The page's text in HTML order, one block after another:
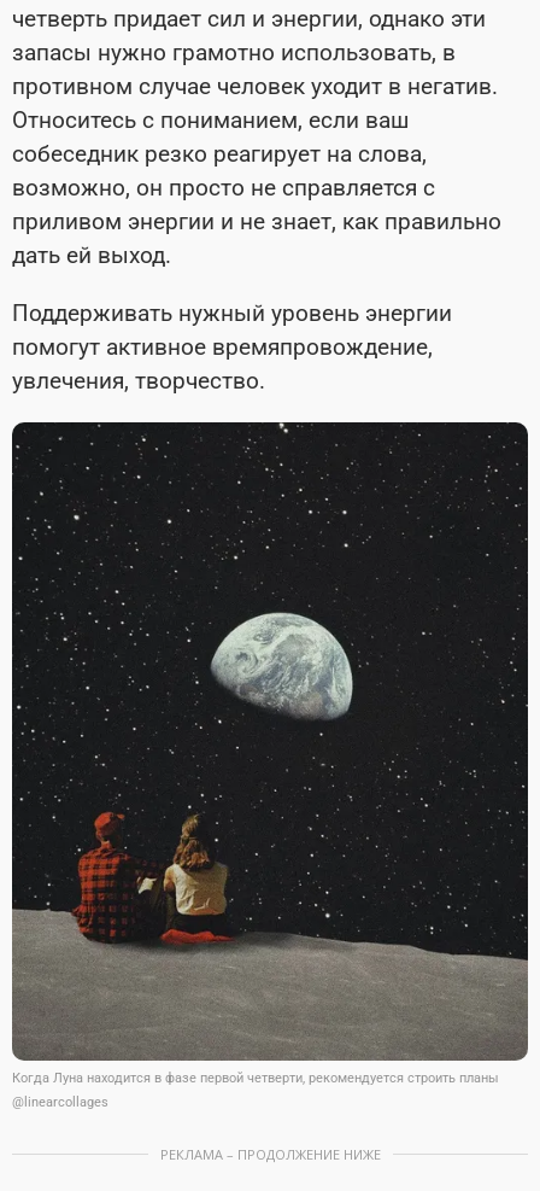
четверть придает сил и энергии, однако эти
запасы нужно грамотно использовать, в
противном случае человек уходит в негатив.
Относитесь с пониманием, если ваш
собеседник резко реагирует на слова,
возможно, он просто не справляется с
приливом энергии и не знает, как правильно
дать ей выход.
Поддерживать нужный уровень энергии
помогут активное времяпровождение,
увлечения, творчество.
Когда Луна находится в фазе первой четверти, рекомендуется строить планы
@linearcollages
РЕКЛАМА – ПРОДОЛЖЕНИЕ НИЖЕ